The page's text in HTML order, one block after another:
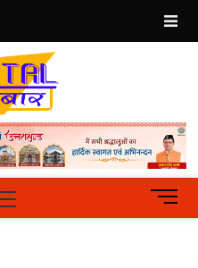
Hindi
News
PortalM
e